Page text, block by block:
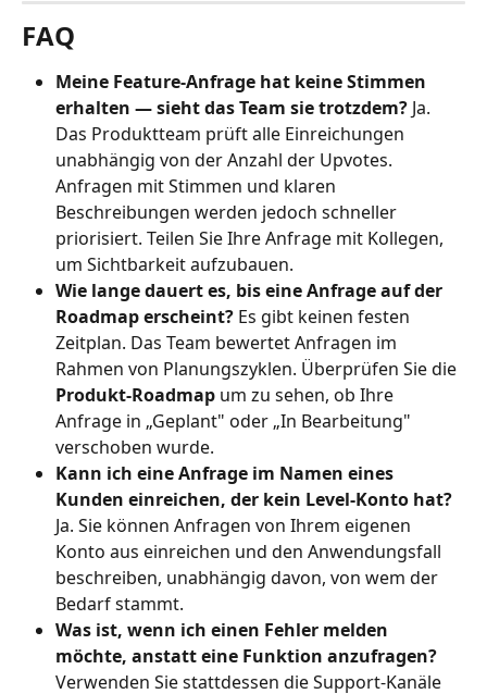
FAQ
Meine Feature-Anfrage hat keine Stimmen
erhalten — sieht das Team sie trotzdem? Ja.
Das Produktteam prüft alle Einreichungen
unabhängig von der Anzahl der Upvotes.
Anfragen mit Stimmen und klaren
Beschreibungen werden jedoch schneller
priorisiert. Teilen Sie Ihre Anfrage mit Kollegen,
um Sichtbarkeit aufzubauen.
Wie lange dauert es, bis eine Anfrage auf der
Roadmap erscheint? Es gibt keinen festen
Zeitplan. Das Team bewertet Anfragen im
Rahmen von Planungszyklen. Überprüfen Sie die
Produkt-Roadmap um zu sehen, ob Ihre
Anfrage in „Geplant" oder „In Bearbeitung"
verschoben wurde.
Kann ich eine Anfrage im Namen eines
Kunden einreichen, der kein Level-Konto hat?
Ja. Sie können Anfragen von Ihrem eigenen
Konto aus einreichen und den Anwendungsfall
beschreiben, unabhängig davon, von wem der
Bedarf stammt.
Was ist, wenn ich einen Fehler melden
möchte, anstatt eine Funktion anzufragen?
Verwenden Sie stattdessen die Support-Kanäle